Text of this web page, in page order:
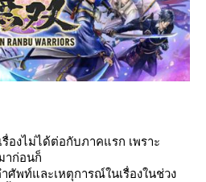
งไม่ได้ต่อกับภาคแรก เพราะ
าก่อนก็
ศัพท์และเหตุการณ์ในเรื่องในช่วง